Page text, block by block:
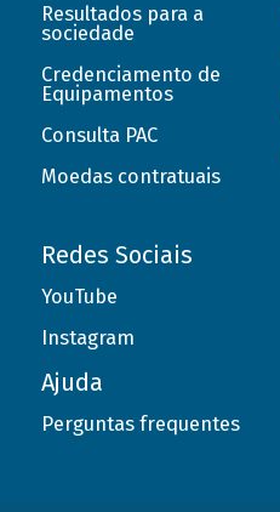
Resultados para a
sociedade
Credenciamento de
Equipamentos
Consulta PAC
Moedas contratuais
Redes Sociais
YouTube
Instagram
Ajuda
Perguntas frequentes